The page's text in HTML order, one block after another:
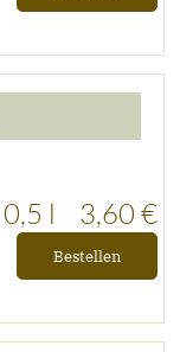
0,5 l 3,60 €
Bestellen